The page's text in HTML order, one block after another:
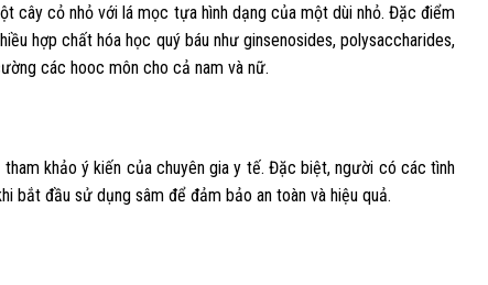
cây cỏ nhỏ với lá mọc tựa hình dạng của một dùi nhỏ. Đặc điểm
hợp chất hóa học quý báu như ginsenosides, polysaccharides,
các hooc môn cho cả nam và nữ.
khảo ý kiến của chuyên gia y tế. Đặc biệt, người có các tình
bắt đầu sử dụng sâm để đảm bảo an toàn và hiệu quả.